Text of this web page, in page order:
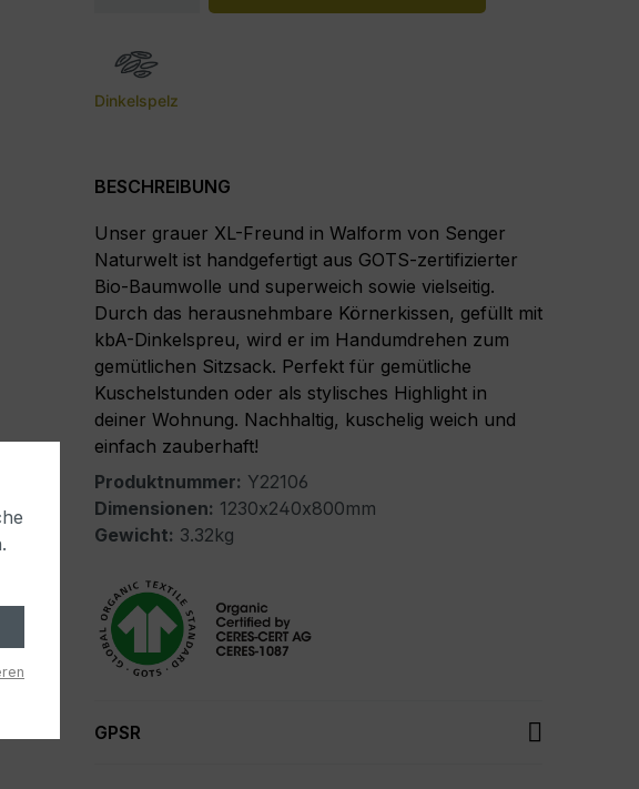
Dinkelspelz
BESCHREIBUNG
Unser grauer XL-Freund in Walform von Senger
Naturwelt ist handgefertigt aus GOTS-zertifizierter
Bio-Baumwolle und superweich sowie vielseitig.
Durch das herausnehmbare Körnerkissen, gefüllt mit
kbA-Dinkelspreu, wird er im Handumdrehen zum
gemütlichen Sitzsack. Perfekt für gemütliche
Kuschelstunden oder als stylisches Highlight in
deiner Wohnung. Nachhaltig, kuschelig weich und
einfach zauberhaft!
Produktnummer: Y22106
Dimensionen: 1230x240x800mm
Gewicht: 3.32kg
GPSR